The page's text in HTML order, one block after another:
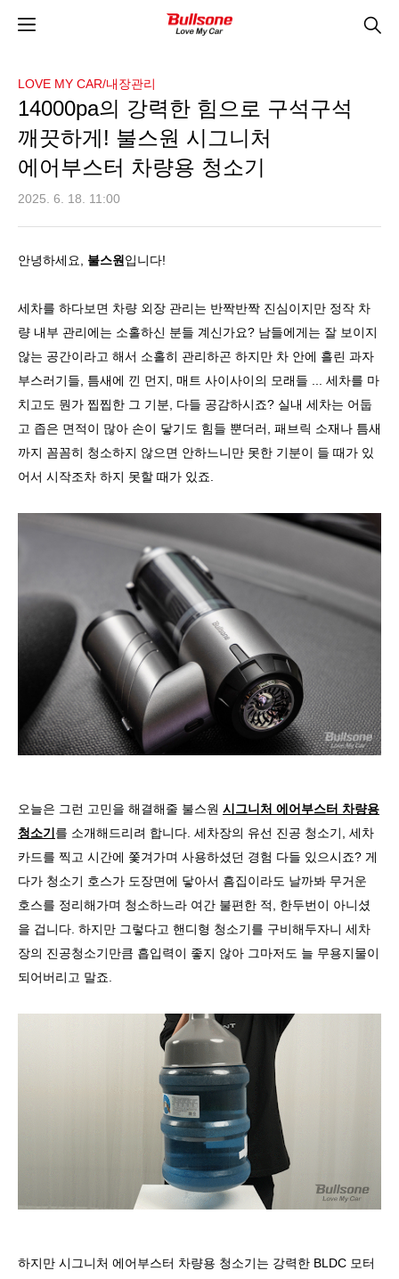
LOVE MY CAR/내장관리
14000pa의 강력한 힘으로 구석구석
깨끗하게! 불스원 시그니처
에어부스터 차량용 청소기
2025. 6. 18. 11:00
안녕하세요, 불스원 입니다!
세차를 하다보면 차량 외장 관리는 반짝반짝 진심이지만 정작 차
량 내부 관리에는 소홀하신 분들 계신가요? 남들에게는 잘 보이지
않는 공간이라고 해서 소홀히 관리하곤 하지만 차 안에 흘린 과자
부스러기들, 틈새에 낀 먼지, 매트 사이사이의 모래들 ... 세차를 마
치고도 뭔가 찝찝한 그 기분, 다들 공감하시죠? 실내 세차는 어둡
고 좁은 면적이 많아 손이 닿기도 힘들 뿐더러, 패브릭 소재나 틈새
까지 꼼꼼히 청소하지 않으면 안하느니만 못한 기분이 들 때가 있
어서 시작조차 하지 못할 때가 있죠.
오늘은 그런 고민을 해결해줄 불스원 시그니처 에어부스터 차량용
청소기 를 소개해드리려 합니다. 세차장의 유선 진공 청소기, 세차
카드를 찍고 시간에 쫓겨가며 사용하셨던 경험 다들 있으시죠? 게
다가 청소기 호스가 도장면에 닿아서 흠집이라도 날까봐 무거운
호스를 정리해가며 청소하느라 여간 불편한 적, 한두번이 아니셨
을 겁니다. 하지만 그렇다고 핸디형 청소기를 구비해두자니 세차
장의 진공청소기만큼 흡입력이 좋지 않아 그마저도 늘 무용지물이
되어버리고 말죠.
하지만 시그니처 에어부스터 차량용 청소기는 강력한 BLDC 모터